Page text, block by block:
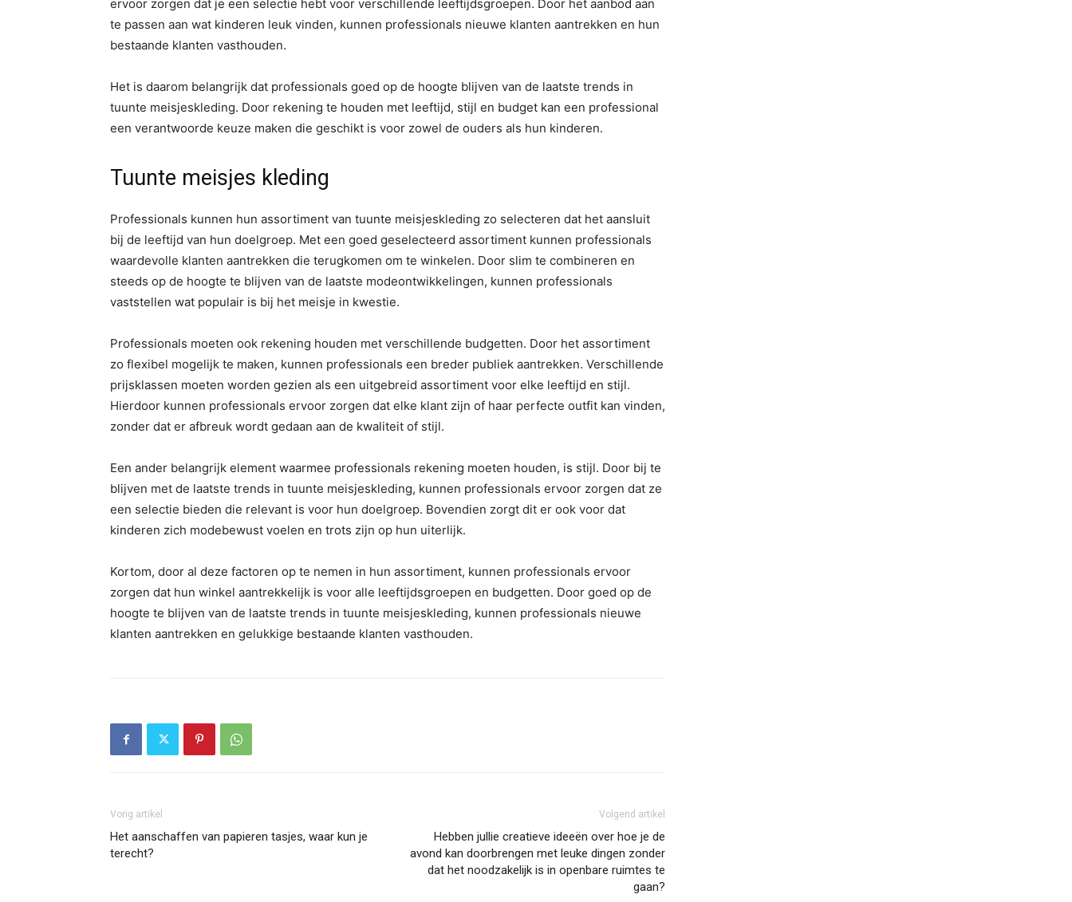
ervoor zorgen dat je een selectie hebt voor verschillende leeftijdsgroepen. Door het aanbod aan
te passen aan wat kinderen leuk vinden, kunnen professionals nieuwe klanten aantrekken en hun
bestaande klanten vasthouden.
Het is daarom belangrijk dat professionals goed op de hoogte blijven van de laatste trends in
tuunte meisjeskleding. Door rekening te houden met leeftijd, stijl en budget kan een professional
een verantwoorde keuze maken die geschikt is voor zowel de ouders als hun kinderen.
Tuunte meisjes kleding
Professionals kunnen hun assortiment van tuunte meisjeskleding zo selecteren dat het aansluit
bij de leeftijd van hun doelgroep. Met een goed geselecteerd assortiment kunnen professionals
waardevolle klanten aantrekken die terugkomen om te winkelen. Door slim te combineren en
steeds op de hoogte te blijven van de laatste modeontwikkelingen, kunnen professionals
vaststellen wat populair is bij het meisje in kwestie.
Professionals moeten ook rekening houden met verschillende budgetten. Door het assortiment
zo flexibel mogelijk te maken, kunnen professionals een breder publiek aantrekken. Verschillende
prijsklassen moeten worden gezien als een uitgebreid assortiment voor elke leeftijd en stijl.
Hierdoor kunnen professionals ervoor zorgen dat elke klant zijn of haar perfecte outfit kan vinden,
zonder dat er afbreuk wordt gedaan aan de kwaliteit of stijl.
Een ander belangrijk element waarmee professionals rekening moeten houden, is stijl. Door bij te
blijven met de laatste trends in tuunte meisjeskleding, kunnen professionals ervoor zorgen dat ze
een selectie bieden die relevant is voor hun doelgroep. Bovendien zorgt dit er ook voor dat
kinderen zich modebewust voelen en trots zijn op hun uiterlijk.
Kortom, door al deze factoren op te nemen in hun assortiment, kunnen professionals ervoor
zorgen dat hun winkel aantrekkelijk is voor alle leeftijdsgroepen en budgetten. Door goed op de
hoogte te blijven van de laatste trends in tuunte meisjeskleding, kunnen professionals nieuwe
klanten aantrekken en gelukkige bestaande klanten vasthouden.
Vorig artikel
Het aanschaffen van papieren tasjes, waar kun je
terecht?
Volgend artikel
Hebben jullie creatieve ideeën over hoe je de
avond kan doorbrengen met leuke dingen zonder
dat het noodzakelijk is in openbare ruimtes te
gaan?